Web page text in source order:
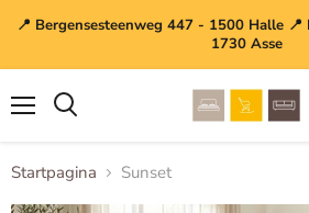
📍 Bergensesteenweg 447 - 1500 Halle
1730 Asse
Startpagina Sunset